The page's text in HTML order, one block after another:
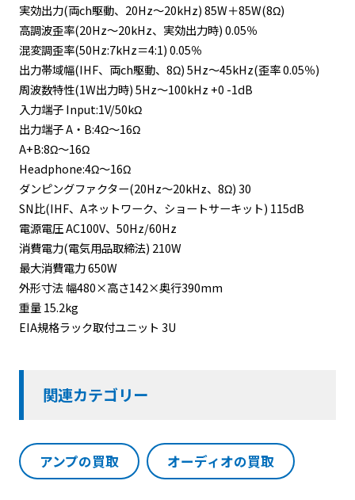
実効出力(両ch駆動、20Hz〜20kHz) 85W＋85W(8Ω)
高調波歪率(20Hz〜20kHz、実効出力時) 0.05％
混変調歪率(50Hz:7kHz＝4:1) 0.05％
出力帯域幅(IHF、両ch駆動、8Ω) 5Hz〜45kHz(歪率 0.05％)
周波数特性(1W出力時) 5Hz〜100kHz +0 -1dB
入力端子 Input:1V/50kΩ
出力端子 A・B:4Ω〜16Ω
A+B:8Ω〜16Ω
Headphone:4Ω〜16Ω
ダンピングファクター(20Hz〜20kHz、8Ω) 30
SN比(IHF、Aネットワーク、ショートサーキット) 115dB
電源電圧 AC100V、50Hz/60Hz
消費電力(電気用品取締法) 210W
最大消費電力 650W
外形寸法 幅480×高さ142×奥行390mm
重量 15.2kg
EIA規格ラック取付ユニット 3U
関連カテゴリー
アンプの買取 オーディオの買取